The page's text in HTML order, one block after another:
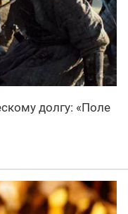
долгу: «Поле